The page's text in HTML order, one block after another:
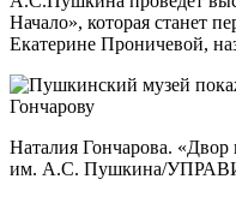
Начало», которая станет
Екатерине Проничевой,
Наталия Гончарова.
им. А.С. Пушкина/